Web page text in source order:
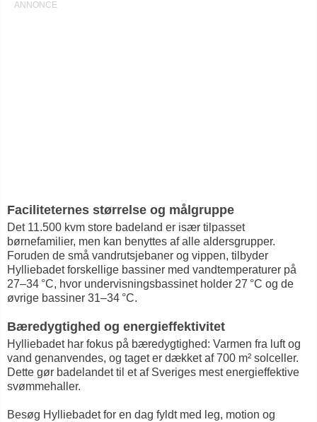
Faciliteternes størrelse og målgruppe
Det 11.500 kvm store badeland er især tilpasset
børnefamilier, men kan benyttes af alle aldersgrupper.
Foruden de små vandrutsjebaner og vippen, tilbyder
Hylliebadet forskellige bassiner med vandtemperaturer på
27–34 °C, hvor undervisningsbassinet holder 27 °C og de
øvrige bassiner 31–34 °C.
Bæredygtighed og energieffektivitet
Hylliebadet har fokus på bæredygtighed: Varmen fra luft og
vand genanvendes, og taget er dækket af 700 m² solceller.
Dette gør badelandet til et af Sveriges mest energieffektive
svømmehaller.
Besøg Hylliebadet for en dag fyldt med leg, motion og